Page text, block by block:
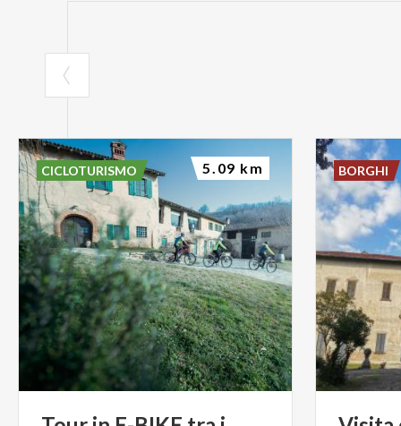
CICLOTURISMO 5.09 km BORGHI